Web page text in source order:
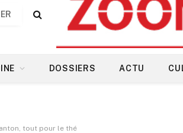
DOSSIERS ACTU
tout pour le thé